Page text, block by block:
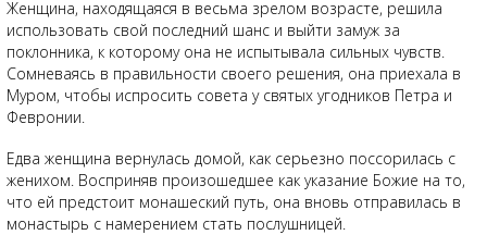
Женщина, находящаяся в весьма зрелом возрасте, решила
использовать свой последний шанс и выйти замуж за
поклонника, к которому она не испытывала сильных чувств.
Сомневаясь в правильности своего решения, она приехала в
Муром, чтобы испросить совета у святых угодников Петра и
Февронии.
Едва женщина вернулась домой, как серьезно поссорилась с
женихом. Восприняв произошедшее как указание Божие на то,
что ей предстоит монашеский путь, она вновь отправилась в
монастырь с намерением стать послушницей.